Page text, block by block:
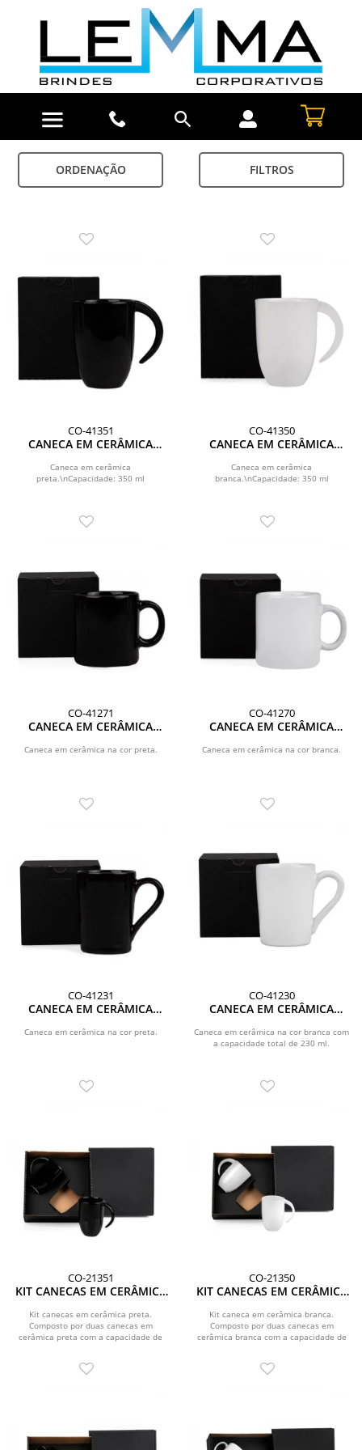
ORDENAÇÃO FILTROS
CO-41351
CANECA EM CERÂMICA
Caneca em cerâmica
preta.\nCapacidade: 350 ml
CO-41350
CANECA EM CERÂMICA
Caneca em cerâmica
branca.\nCapacidade: 350 ml
CO-41271
CANECA EM CERÂMICA
Caneca em cerâmica na cor preta.
CO-41270
CANECA EM CERÂMICA
Caneca em cerâmica na cor branca.
CO-41231
CANECA EM CERÂMICA
Caneca em cerâmica na cor preta.
CO-41230
CANECA EM CERÂMICA
Caneca em cerâmica na cor branca com
a capacidade total de 230 ml.
CO-21351
KIT CANECAS EM CERÂMICA
Kit canecas em cerâmica preta.
Composto por duas canecas em
cerâmica preta com a capacidade de
CO-21350
KIT CANECAS EM CERÂMICA
Kit caneca em cerâmica branca.
Composto por duas canecas em
cerâmica branca com a capacidade de